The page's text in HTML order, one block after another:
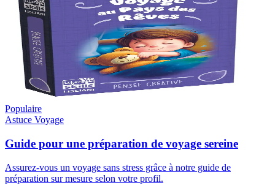
Populaire
Astuce Voyage
Guide pour une préparation de voyage sereine
Assurez-vous un voyage sans stress grâce à notre guide de
préparation sur mesure selon votre profil.